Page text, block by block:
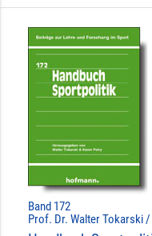
Band 172
Prof. Dr. Walter Tokarski